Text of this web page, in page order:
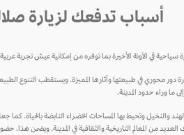
أسباب تدفعك لزيارة
في الآونة الأخيرة بما توفره من إمكانية عيش تجربة عربية
دور محوري في طبيعتها وآثارها المميزة. ويستقطب التنوع
ما وراء حدود المدينة.
والنخيل وتحيط بها المساحات الخضراء النابضة بالحياة.
من المعالم التاريخية والثقافية في المدينة. ويضمن هذا،